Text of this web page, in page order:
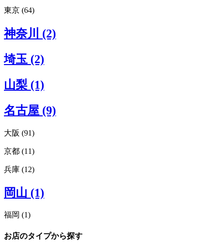
東京 (64)
東京エリアすべてみる (64)
渋谷 (22)
新宿 (7)
外苑前 (3)
代官山 (3)
吉祥寺 (3)
奥沢 (1)
神奈川 (2)
埼玉 (2)
山梨 (1)
名古屋 (9)
大阪 (91)
箕面 (2)
天満 (1)
京都 (11)
中京区 (2)
下京区 (2)
烏丸 (1)
嵐山 (1)
兵庫 (12)
神戸 (6)
須磨 (1)
岡山 (1)
福岡 (1)
福岡エリアすべてみる (1)
お店のタイプから探す